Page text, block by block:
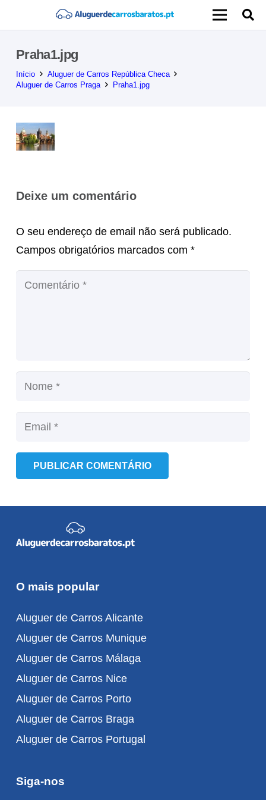
Praha1.jpg
Início
Aluguer de Carros República Checa
Aluguer de Carros Praga
Praha1.jpg
Deixe um comentário
O seu endereço de email não será publicado.
Campos obrigatórios marcados com *
PUBLICAR COMENTÁRIO
O mais popular
Aluguer de Carros Alicante
Aluguer de Carros Munique
Aluguer de Carros Málaga
Aluguer de Carros Nice
Aluguer de Carros Porto
Aluguer de Carros Braga
Aluguer de Carros Portugal
Siga-nos